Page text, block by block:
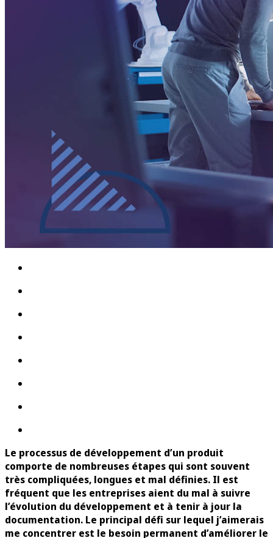
Le processus de développement d’un produit
comporte de nombreuses étapes qui sont souvent
très compliquées, longues et mal définies. Il est
fréquent que les entreprises aient du mal à suivre
l’évolution du développement et à tenir à jour la
documentation. Le principal défi sur lequel j’aimerais
me concentrer est le besoin permanent d’améliorer le